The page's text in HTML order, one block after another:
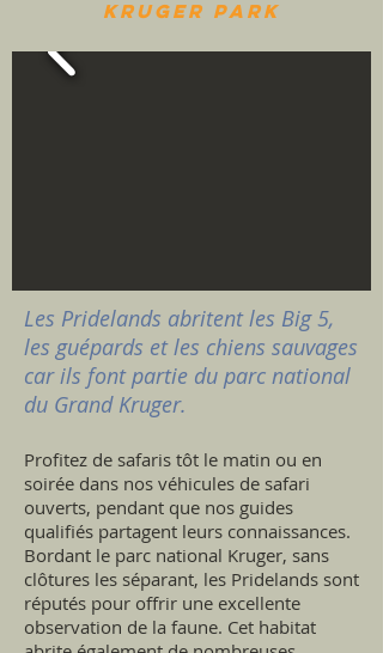
kruger park
Les Pridelands abritent les Big 5,
les guépards et les chiens sauvages
car ils font partie du parc national
du Grand Kruger.
Profitez de safaris tôt le matin ou en
soirée dans nos véhicules de safari
ouverts, pendant que nos guides
qualifiés partagent leurs connaissances.
Bordant le parc national Kruger, sans
clôtures les séparant, les Pridelands sont
réputés pour offrir une excellente
observation de la faune. Cet habitat